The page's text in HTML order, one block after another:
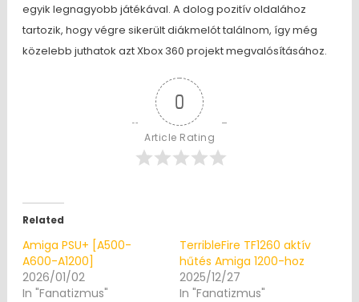
egyik legnagyobb játékával. A dolog pozitív oldalához
tartozik, hogy végre sikerült diákmelót találnom, így még
közelebb juthatok azt Xbox 360 projekt megvalósításához.
0
Article Rating
Related
Amiga PSU+ [A500-
A600-A1200]
2026/01/02
In "Fanatizmus"
TerribleFire TF1260 aktív
hűtés Amiga 1200-hoz
2025/12/27
In "Fanatizmus"